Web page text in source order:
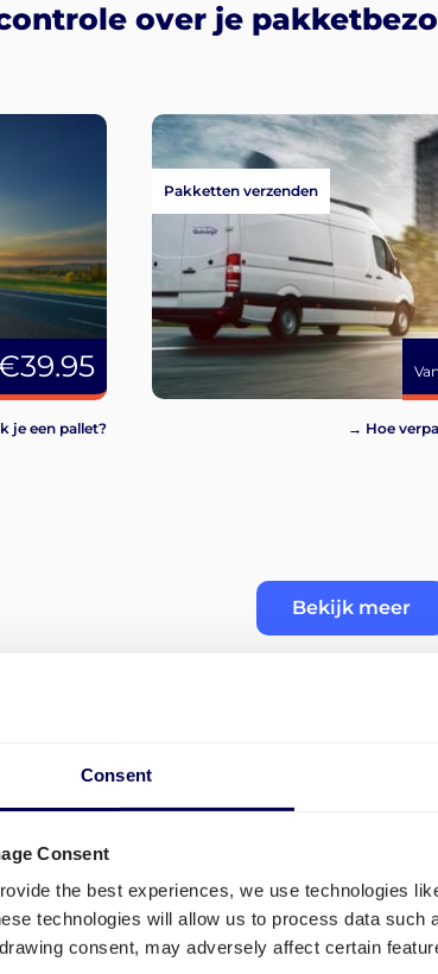
Consent
Consent
the best experiences, we use technologies
technologies will allow us to process data
consent, may adversely affect certain
over je
je een pallet?
Pakketten verzenden
→ Hoe
Bekijk meer
Cluj-Napoca
Je